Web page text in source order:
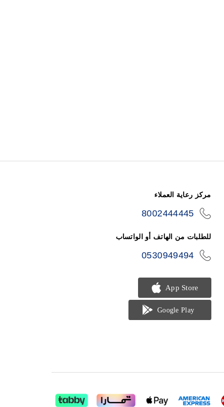
مركز رعاية العملاء
8002444445
للطلبات من الهاتف أو الواتساب
0530949494